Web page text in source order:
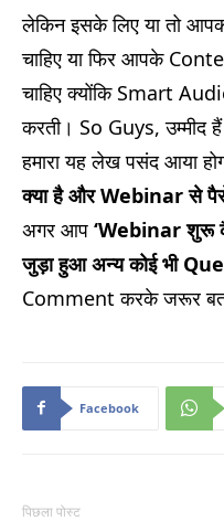
लेकिन इसके लिए या तो
चाहिए या फिर आपके
चाहिए क्योंकि Smart
करती। So Guys, उम्मीद
हमारा यह लेख पसंद आया
क्या है औरWebinarसे
अगर आप ‘Webinarशुरू
जुड़ा हुआ अन्य कोई भी
Comment करके जरूर
Facebook
पिछला पोस्ट